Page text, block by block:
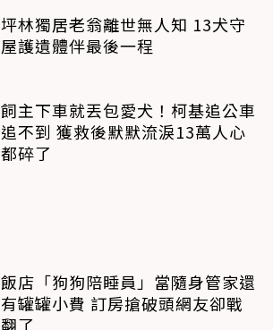
坪林獨居老翁離世無人知 13犬守
屋護遺體伴最後一程
飼主下車就丟包愛犬！柯基追公車
追不到 獲救後默默流淚13萬人心
都碎了
飯店「狗狗陪睡員」當隨身管家還
有罐罐小費 訂房搶破頭網友卻戰
翻了